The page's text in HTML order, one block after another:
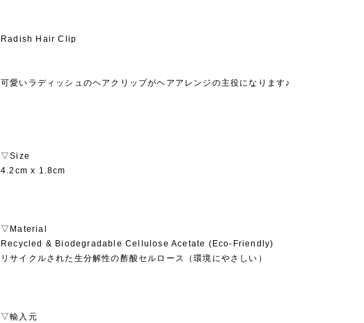
Radish Hair Clip
可愛い‎ラディッシュのヘアクリップがヘアアレンジの主役になります♪
▽Size
4.2cm x 1.8cm
▽Material
Recycled & Biodegradable Cellulose Acetate (Eco-Friendly)
リサイクルされた生分解性の酢酸セルロース（環境にやさしい）
▽輸入元